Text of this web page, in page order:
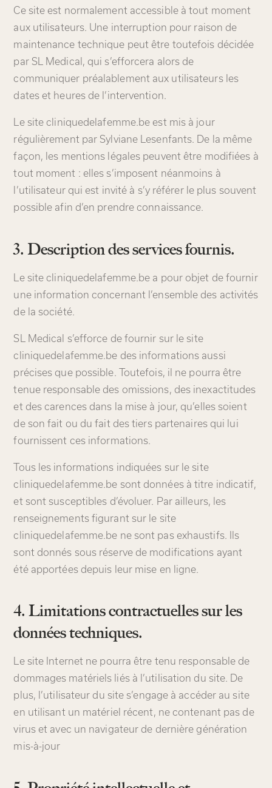
Ce site est normalement accessible à tout moment
aux utilisateurs. Une interruption pour raison de
maintenance technique peut être toutefois décidée
par SL Medical, qui s’efforcera alors de
communiquer préalablement aux utilisateurs les
dates et heures de l’intervention.
Le site cliniquedelafemme.be est mis à jour
régulièrement par Sylviane Lesenfants. De la même
façon, les mentions légales peuvent être modifiées à
tout moment : elles s’imposent néanmoins à
l’utilisateur qui est invité à s’y référer le plus souvent
possible afin d’en prendre connaissance.
3. Description des services fournis.
Le site cliniquedelafemme.be a pour objet de fournir
une information concernant l’ensemble des activités
de la société.
SL Medical s’efforce de fournir sur le site
cliniquedelafemme.be des informations aussi
précises que possible. Toutefois, il ne pourra être
tenue responsable des omissions, des inexactitudes
et des carences dans la mise à jour, qu’elles soient
de son fait ou du fait des tiers partenaires qui lui
fournissent ces informations.
Tous les informations indiquées sur le site
cliniquedelafemme.be sont données à titre indicatif,
et sont susceptibles d’évoluer. Par ailleurs, les
renseignements figurant sur le site
cliniquedelafemme.be ne sont pas exhaustifs. Ils
sont donnés sous réserve de modifications ayant
été apportées depuis leur mise en ligne.
4. Limitations contractuelles sur les
données techniques.
Le site Internet ne pourra être tenu responsable de
dommages matériels liés à l’utilisation du site. De
plus, l’utilisateur du site s’engage à accéder au site
en utilisant un matériel récent, ne contenant pas de
virus et avec un navigateur de dernière génération
mis-à-jour